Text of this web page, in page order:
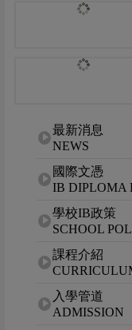
網站選單最新消息
NEWS
國際文憑
IB DIPLOMA
學校IB政策
SCHOOL
課程介紹
入學管道
ADMISSION